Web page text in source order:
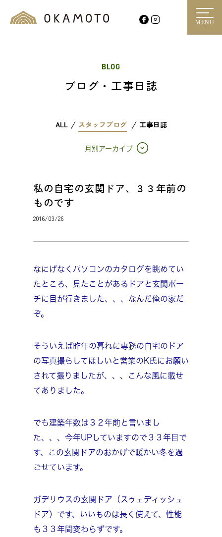
MENU
BLOG
ブログ・工事日誌
ALL スタッフブログ 工事日誌
月別アーカイブ
私の自宅の玄関ドア、３３年前の
ものです
2016/03/26
なにげなくパソコンのカタログを眺めてい
たところ、見たことがあるドアと玄関ポー
チに目が行きました、、、なんだ俺の家だ
ぞ。
そういえば昨年の暮れに専務の自宅のドア
の写真撮らしてほしいと営業のK氏にお願い
されて撮りましたが、、、こんな風に載せ
てありました。
でも建築年数は３２年前と言いまし
た、、、今年UPしていますので３３年目で
す、この玄関ドアのおかげで暖かい冬を過
ごせています。
ガデリウスの玄関ドア（スゥェディッシュ
ドア）です、いいものは長く使えて、性能
も３３年間変わらずです。